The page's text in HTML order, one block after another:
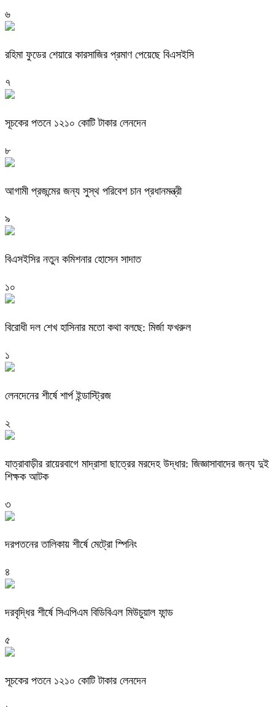
৬
রহিমা ফুডের শেয়ারে কারসাজির প্রমাণ পেয়েছে বিএসইসি
৭
সূচকের পতনে ১২১০ কোটি টাকার লেনদেন
৮
আগামী প্রজন্মের জন্য সুস্থ পরিবেশ চান প্রধানমন্ত্রী
৯
বিএসইসির নতুন কমিশনার হোসেন সাদাত
১০
বিরোধী দল শেখ হাসিনার মতো কথা বলছে: মির্জা ফখরুল
১
লেনদেনের শীর্ষে শার্প ইন্ডাস্ট্রিজ
২
যাত্রাবাড়ীর রায়েরবাগে মাদ্রাসা ছাত্রের মরদেহ উদ্ধার: জিজ্ঞাসাবাদের জন্য দুই
শিক্ষক আটক
৩
দরপতনের তালিকায় শীর্ষে মেট্রো স্পিনিং
৪
দরবৃদ্ধির শীর্ষে সিএপিএম বিডিবিএল মিউচুয়াল ফান্ড
৫
সূচকের পতনে ১২১০ কোটি টাকার লেনদেন